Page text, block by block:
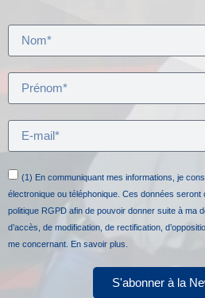
(1) En communiquant mes informations, je
électronique ou téléphonique. Ces données
politique RGPD afin de pouvoir donner suite à ma
d’accès, de modification, de rectification,
me concernant. En savoir plus.
S'abonner à la